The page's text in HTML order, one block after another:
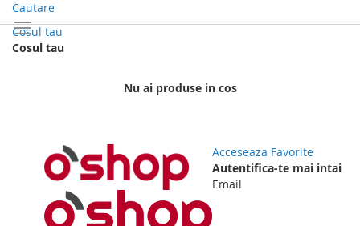
Mergi
la
Continut
Cautare
Cosul tau
Cosul tau
Nu ai produse in cos
Acceseaza Favorite
Autentifica-te mai intai
Email